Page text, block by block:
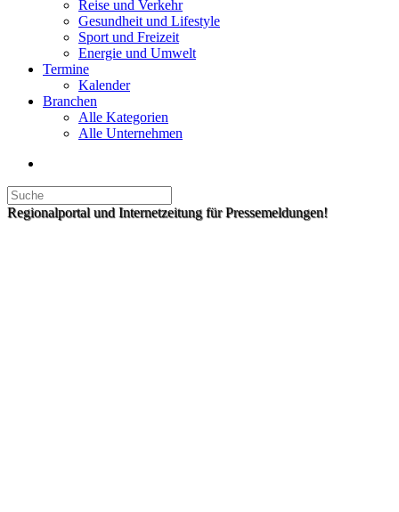
Reise und Verkehr
Gesundheit und Lifestyle
Sport und Freizeit
Energie und Umwelt
Termine
Kalender
Branchen
Alle Kategorien
Alle Unternehmen
Regionalportal und Internetzeitung für Pressemeldungen!